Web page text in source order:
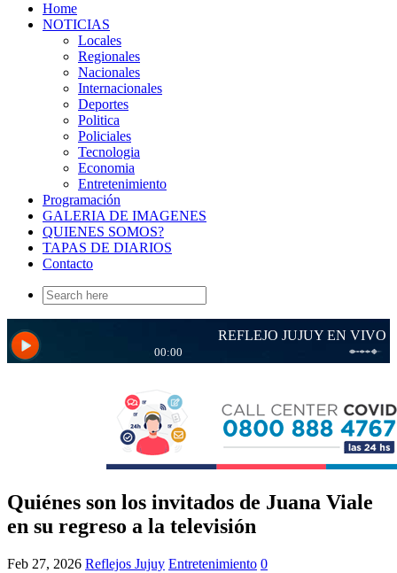
Home
NOTICIAS
Locales
Regionales
Nacionales
Internacionales
Deportes
Politica
Policiales
Tecnologia
Economia
Entretenimiento
Programación
GALERIA DE IMAGENES
QUIENES SOMOS?
TAPAS DE DIARIOS
Contacto
Search
for:
Quiénes son los invitados de Juana Viale
en su regreso a la televisión
Feb 27, 2026 Reflejos Jujuy Entretenimiento 0